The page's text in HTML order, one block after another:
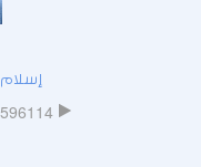
596114